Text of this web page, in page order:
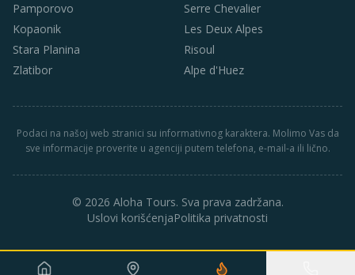
Pamporovo
Kopaonik
Stara Planina
Zlatibor
Serre Chevalier
Les Deux Alpes
Risoul
Alpe d'Huez
Podaci na našoj web stranici su informativnog karaktera. Molimo Vas da
sve informacije proverite u agenciji putem telefona, e-mail-a ili lično.
© 2026 Aloha Tours. Sva prava zadržana.
Uslovi korišćenjaPolitika privatnosti